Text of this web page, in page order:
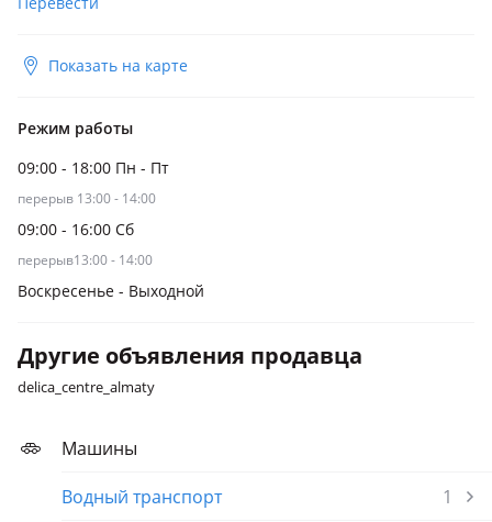
Показать на карте
Режим работы
09:00 - 18:00 Пн - Пт
перерыв 13:00 - 14:00
09:00 - 16:00 Сб
перерыв13:00 - 14:00
Воскресенье - Выходной
Другие объявления продавца
delica_centre_almaty
Машины
Водный транспорт
1